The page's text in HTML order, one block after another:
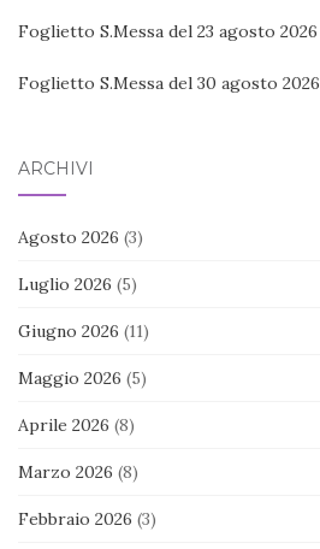
Foglietto S.Messa del 23 agosto 2026
Foglietto S.Messa del 30 agosto 2026
ARCHIVI
Agosto 2026 (3)
Luglio 2026 (5)
Giugno 2026 (11)
Maggio 2026 (5)
Aprile 2026 (8)
Marzo 2026 (8)
Febbraio 2026 (3)